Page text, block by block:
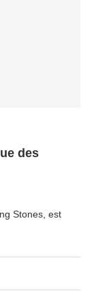
des
Stones, est